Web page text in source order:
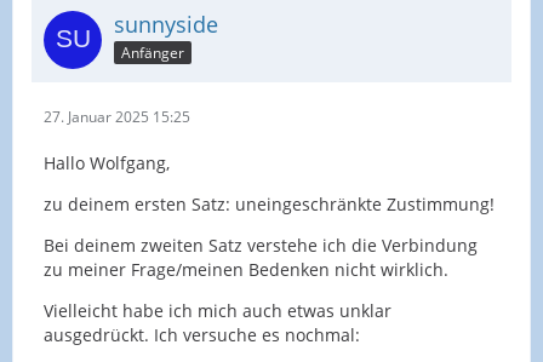
sunnyside
Anfänger
27. Januar 2025 15:25
Hallo Wolfgang,
zu deinem ersten Satz: uneingeschränkte Zustimmung!
Bei deinem zweiten Satz verstehe ich die Verbindung
zu meiner Frage/meinen Bedenken nicht wirklich.
Vielleicht habe ich mich auch etwas unklar
ausgedrückt. Ich versuche es nochmal: